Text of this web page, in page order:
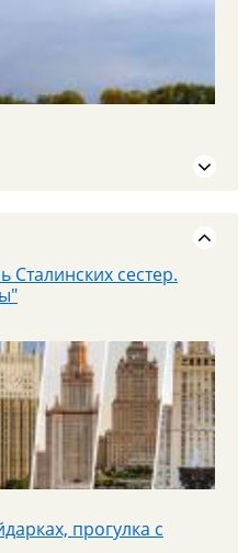
площадку PANORAMA
тур в
дополнительного
с 20.08.26
Сталинских сестер.
прогулка с